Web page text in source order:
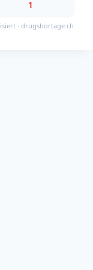
1
· drugshortage.ch